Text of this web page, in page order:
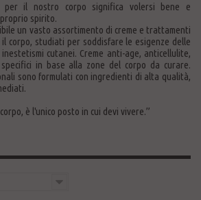
per il nostro corpo significa volersi bene e
spirito.
un vasto assortimento di creme e trattamenti
corpo, studiati per soddisfare le esigenze delle
cutanei. Creme anti-age, anticellulite,
in base alla zone del corpo da curare.
sono formulati con ingredienti di alta qualità,
è l'unico posto in cui devi vivere.”